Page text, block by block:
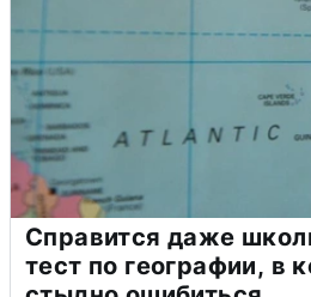
Справится даже
тест по географии, в